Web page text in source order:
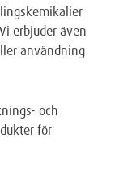
erbjuder även
användning
och
för